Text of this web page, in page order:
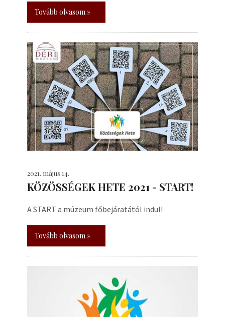
Tovább olvasom »
2021. május 14.
KÖZÖSSÉGEK HETE 2021 - START!
A START a múzeum főbejáratától indul!
Tovább olvasom »